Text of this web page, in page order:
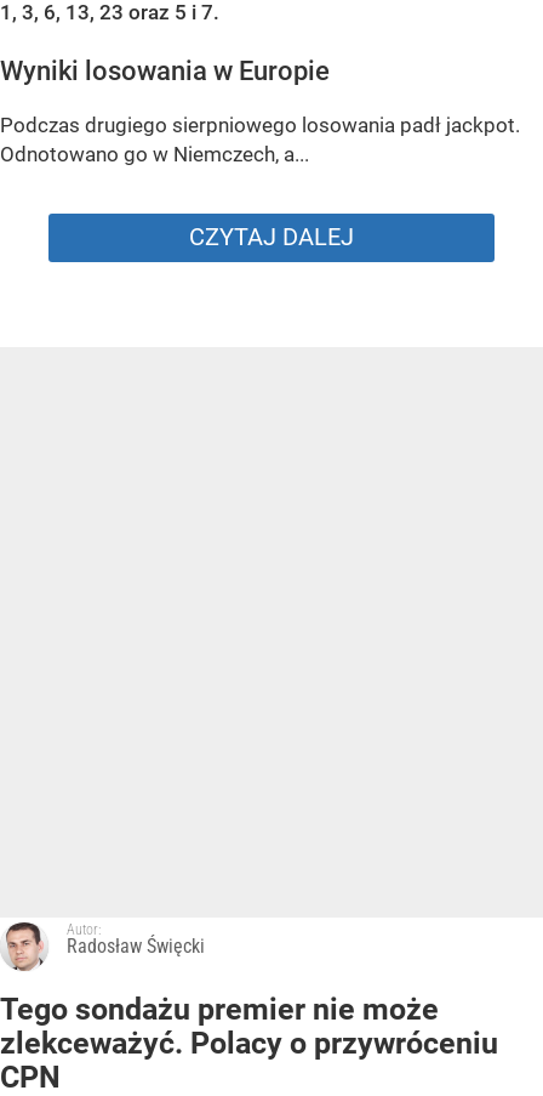
1, 3, 6, 13, 23 oraz 5 i 7.
Wyniki losowania w Europie
Podczas drugiego sierpniowego losowania padł jackpot.
Odnotowano go w Niemczech, a...
CZYTAJ DALEJ
Autor:
Radosław Święcki
Tego sondażu premier nie może
zlekceważyć. Polacy o przywróceniu
CPN